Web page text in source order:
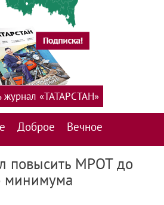
Доброе Вечное
журнал «ТАТАРСТАН»
повысить МРОТ до
минимума